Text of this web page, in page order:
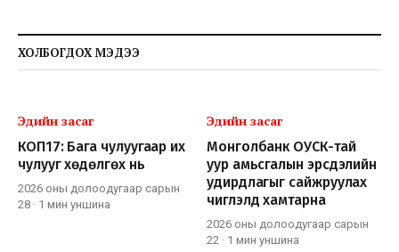
ХОЛБОГДОХ МЭДЭЭ
Эдийн засаг
КОП17: Бага чулуугаар их
чулууг хөдөлгөх нь
2026 оны долоодугаар сарын
28 · 1 мин уншина
Эдийн засаг
Монголбанк ОУСК-тай
уур амьсгалын эрсдэлийн
удирдлагыг сайжруулах
чиглэлд хамтарна
2026 оны долоодугаар сарын
22 · 1 мин уншина